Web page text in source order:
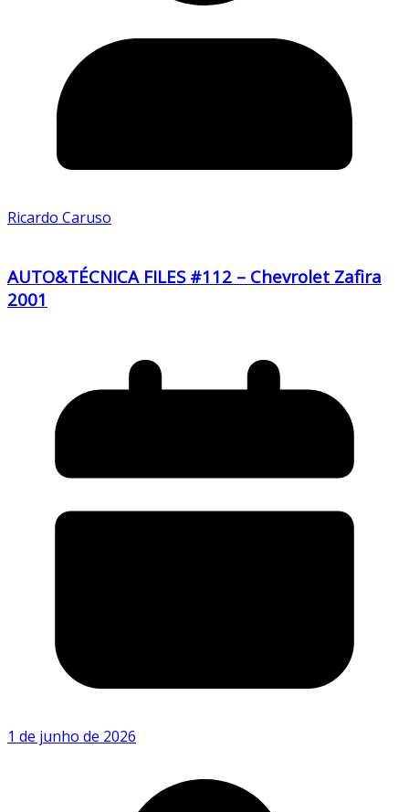
Ricardo Caruso
AUTO&TÉCNICA FILES #112 – Chevrolet Zafira
2001
1 de junho de 2026